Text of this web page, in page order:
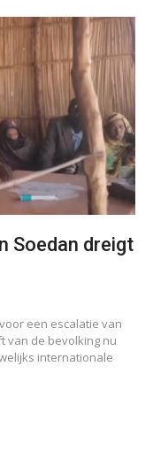
Soedan dreigt
een escalatie van
van de bevolking nu
internationale